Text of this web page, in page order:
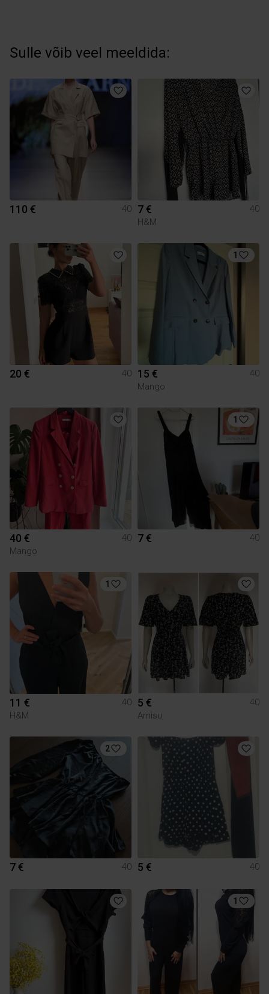
Sulle võib veel meeldida:
110 € 40 7 €
40
H&M
20 € 40
1
15 €
40
Mango
40 €
40
Mango
1
7 € 40
1
11 €
40
H&M
5 €
40
Amisu
2
7 € 40 5 € 40
1